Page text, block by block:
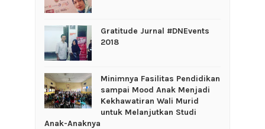
Gratitude Jurnal #DNEvents
2018
‎Minimnya Fasilitas Pendidikan
sampai Mood Anak Menjadi
Kekhawatiran Wali Murid
untuk Melanjutkan Studi
Anak-Anaknya